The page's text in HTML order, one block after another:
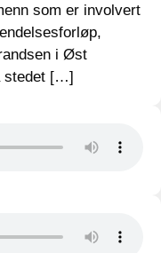
som er involvert
i Øst
stedet […]